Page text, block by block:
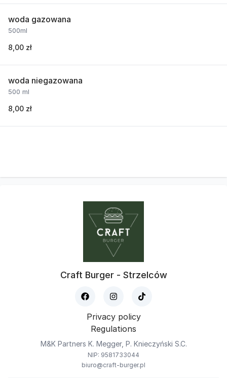
woda gazowana
500ml
8,00 zł
woda niegazowana
500 ml
8,00 zł
Craft Burger - Strzelców
Privacy policy
Regulations
M&K Partners K. Megger, P. Knieczyński S.C.
NIP: 9581733044
biuro@craft-burger.pl